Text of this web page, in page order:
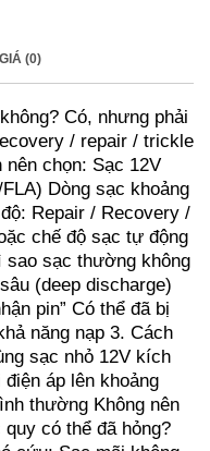
(0)
Có, nhưng phải
/ repair / trickle
nên chọn: Sạc 12V
Dòng sạc khoảng
Repair / Recovery /
chế độ sạc tự động
sao sạc thường không
(deep discharge)
pin” Có thể đã bị
năng nạp 3. Cách
sạc nhỏ 12V kích
áp lên khoảng
thường Không nên
có thể đã hỏng?